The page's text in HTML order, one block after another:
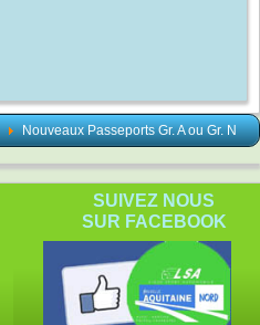
Nouveaux Passeports Gr. A ou Gr. N
SUIVEZ NOUS
SUR FACEBOOK